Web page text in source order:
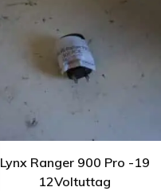
Lynx Ranger 900 Pro -19
12Voltuttag